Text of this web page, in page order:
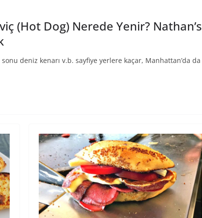
(Hot Dog) Nerede Yenir? Nathan’s
deniz kenarı v.b. sayfiye yerlere kaçar, Manhattan’da da